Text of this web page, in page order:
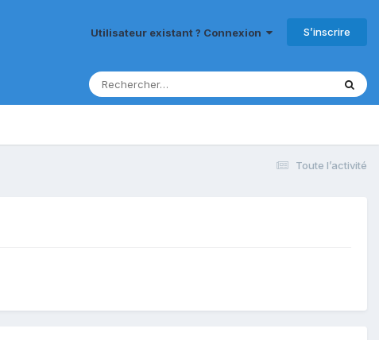
Utilisateur existant ? Connexion S’inscrire
Toute l’activité